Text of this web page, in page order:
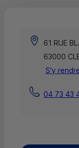
61 RUE
63000
S'y
04 73 43